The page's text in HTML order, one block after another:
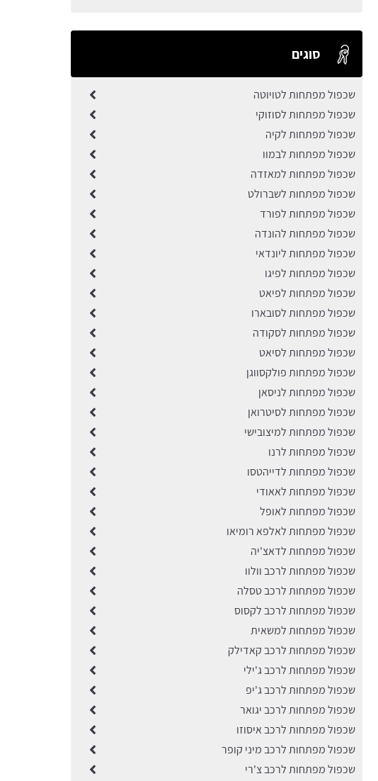
סוגים
שכפול מפתחות לטויוטה
שכפול מפתחות לסוזוקי
שכפול מפתחות לקיה
שכפול מפתחות לבמוו
שכפול מפתחות למאזדה
שכפול מפתחות לשברולט
שכפול מפתחות לפורד
שכפול מפתחות להונדה
שכפול מפתחות ליונדאי
שכפול מפתחות לפיגו
שכפול מפתחות לפיאט
שכפול מפתחות לסובארו
שכפול מפתחות לסקודה
שכפול מפתחות לסיאט
שכפול מפתחות פולקסווגן
שכפול מפתחות לניסאן
שכפול מפתחות לסיטרואן
שכפול מפתחות למיצובישי
שכפול מפתחות לרנו
שכפול מפתחות לדייהטסו
שכפול מפתחות לאאודי
שכפול מפתחות לאופל
שכפול מפתחות לאלפא רומיאו
שכפול מפתחות לדאצ'יה
שכפול מפתחות לרכב וולוו
שכפול מפתחות לרכב טסלה
שכפול מפתחות לרכב לקסוס
שכפול מפתחות למשאית
שכפול מפתחות לרכב קאדילק
שכפול מפתחות לרכב ג'ילי
שכפול מפתחות לרכב ג'יפ
שכפול מפתחות לרכב יגואר
שכפול מפתחות לרכב איסוזו
שכפול מפתחות לרכב מיני קופר
שכפול מפתחות לרכב צ'רי